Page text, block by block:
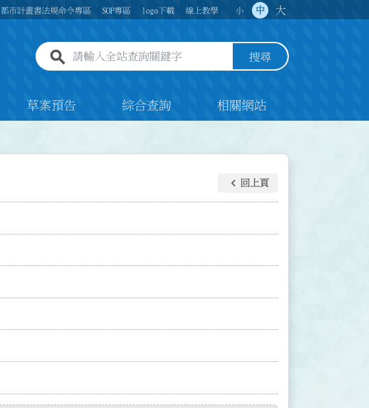
都市計畫書法規命令專區 SOP專區 logo下載 線上教學 小 中 大
全站查詢關鍵字欄位 搜尋
草案預告 綜合查詢 相關網站
keyboard_arrow_left 回上頁